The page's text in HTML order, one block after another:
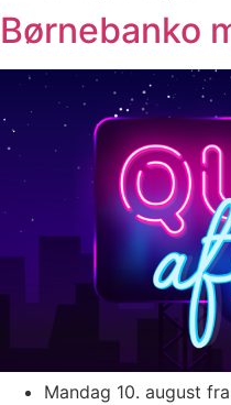
Børnebanko
Mandag 10. august